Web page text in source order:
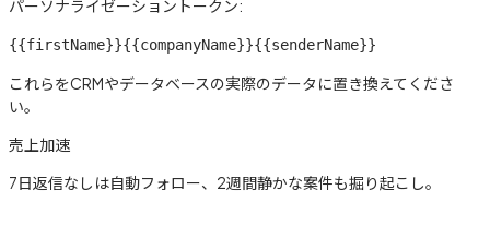
パーソナライゼーショントークン:
{{firstName}}{{companyName}}{{senderName}}
これらをCRMやデータベースの実際のデータに置き換えてくださ
い。
売上加速
7日返信なしは自動フォロー、2週間静かな案件も掘り起こし。